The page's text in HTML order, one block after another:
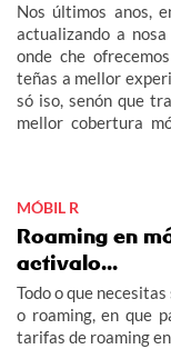
Nos últimos anos,
actualizando a
onde che
teñas a mellor
só iso, senón que
mellor cobertura
MÓBIL R
Roaming en
activalo...
Todo o que
o roaming, en que
tarifas de roaming